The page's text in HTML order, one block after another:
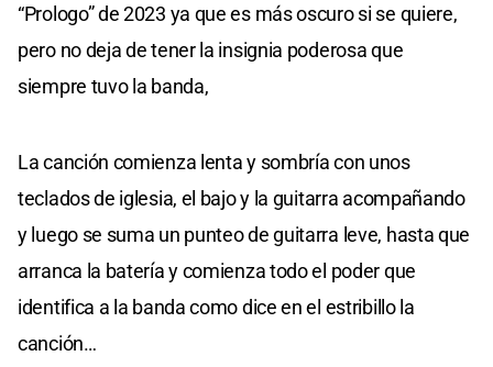
“Prologo” de 2023 ya que es más oscuro si se quiere,
pero no deja de tener la insignia poderosa que
siempre tuvo la banda,
La canción comienza lenta y sombría con unos
teclados de iglesia, el bajo y la guitarra acompañando
y luego se suma un punteo de guitarra leve, hasta que
arranca la batería y comienza todo el poder que
identifica a la banda como dice en el estribillo la
canción…